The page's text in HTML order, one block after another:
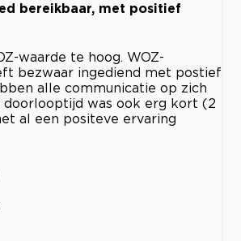
bereikbaar, met positief
waarde te hoog. WOZ-
bezwaar ingediend met postief
alle communicatie op zich
doorlooptijd was ook erg kort (2
al een positeve ervaring